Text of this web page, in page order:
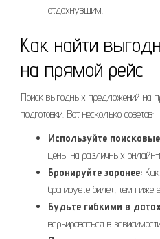
отдохнувшим.
Как найти
на прямой рейс
Поиск выгодных предложений на
подготовки. Вот несколько советов:
Используйте
цены на различных
Бронируйте заранее:
бронируете билет, тем ниже
Будьте гибкими в
варьироваться в